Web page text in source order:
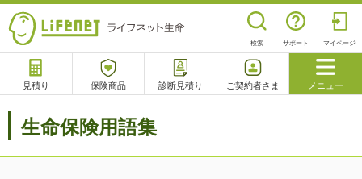
検索 サポート マイページ
見積り 保険商品 診断見積り ご契約者さま メニュー
サポート
生命保険用語集